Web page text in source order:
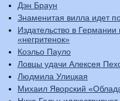
Дэн Браун
Знаменитая вилла идет
Издательство в Германии
«негритенок»
Коэльо Пауло
Ловцы удачи Алексея
Людмила Улицкая
Михаил Яворский